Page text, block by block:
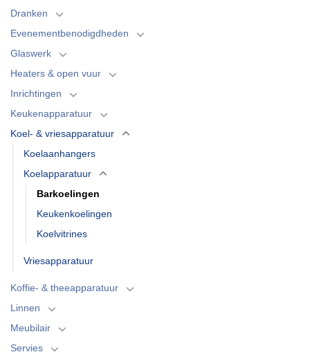
Dranken
Evenementbenodigdheden
Glaswerk
Heaters & open vuur
Inrichtingen
Keukenapparatuur
Koel- & vriesapparatuur
Koelaanhangers
Koelapparatuur
Barkoelingen
Keukenkoelingen
Koelvitrines
Vriesapparatuur
Koffie- & theeapparatuur
Linnen
Meubilair
Servies